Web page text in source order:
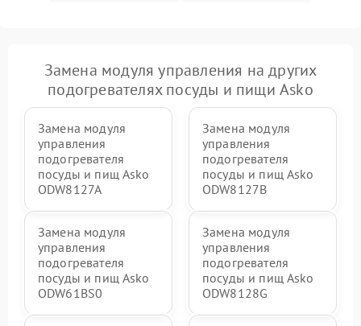
Замена модуля управления на других
подогревателях посуды и пищи Asko
Замена модуля
управления
подогревателя
посуды и пищ Asko
ODW8127A
Замена модуля
управления
подогревателя
посуды и пищ Asko
ODW8127B
Замена модуля
управления
подогревателя
посуды и пищ Asko
ODW61BS0
Замена модуля
управления
подогревателя
посуды и пищ Asko
ODW8128G